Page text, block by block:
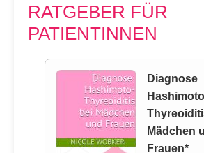
RATGEBER FÜR
PATIENTINNEN
Diagnose
Mädchen
Frauen*